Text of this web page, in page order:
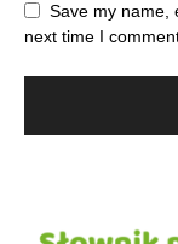
Save my name,
next time I